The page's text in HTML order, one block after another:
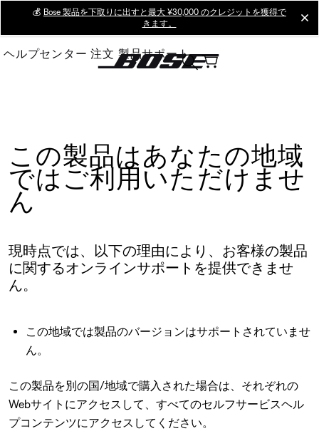
Main
💰 Bose 製品を下取りに出すと最大 ¥30,000 のクレジットを獲得で
きます。
ヘルプセンター 注文 製品サポート
この製品はあなたの地域
ではご利用いただけませ
ん
現時点では、以下の理由により、お客様の製品
に関するオンラインサポートを提供できませ
ん。
この地域では製品のバージョンはサポートされていませ
ん。
この製品を別の国/地域で購入された場合は、それぞれの
Webサイトにアクセスして、すべてのセルフサービスヘル
プコンテンツにアクセスしてください。